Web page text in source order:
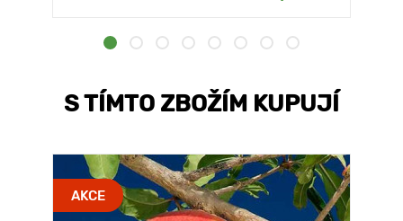
S TÍMTO ZBOŽÍM KUPUJÍ
AKCE